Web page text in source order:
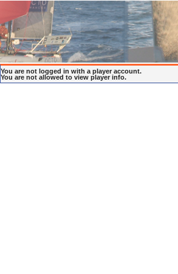
You are not logged in with a player account.
You are not allowed to view player info.